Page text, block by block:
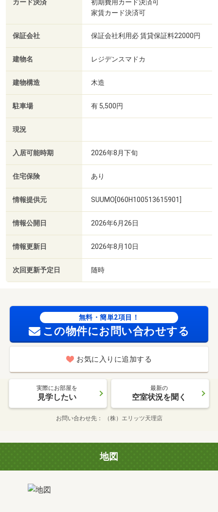
カード決済
初期費用カード決済可
家賃カード決済可
保証会社 保証会社利用必 賃貸保証料22000円
建物名 レジデンスマドカ
建物構造 木造
駐車場 有 5,500円
現況
入居可能時期 2026年8月下旬
住宅保険 あり
情報提供元 SUUMO[060H100513615901]
情報公開日 2026年6月26日
情報更新日 2026年8月10日
次回更新予定日 随時
無料・簡単2項目！
この物件にお問い合わせする
お気に入りに追加する
実際にお部屋を
見学したい
最新の
空室状況を聞く
お問い合わせ先 （株）エリッツ天理店
地図